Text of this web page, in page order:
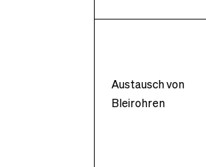
Austausch von
Bleirohren